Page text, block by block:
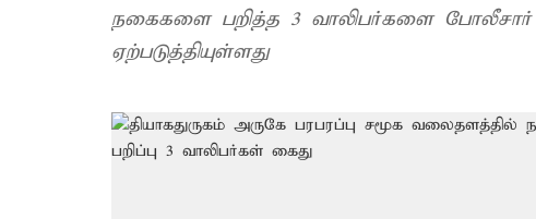
நகைகளை பறித்த 3 வாலிபர்களை
ஏற்படுத்தியுள்ளது